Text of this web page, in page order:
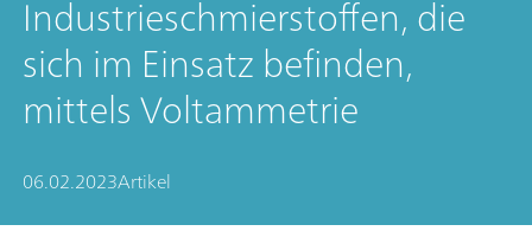
Industrieschmierstoffen, die
sich im Einsatz befinden,
mittels Voltammetrie
06.02.2023Artikel